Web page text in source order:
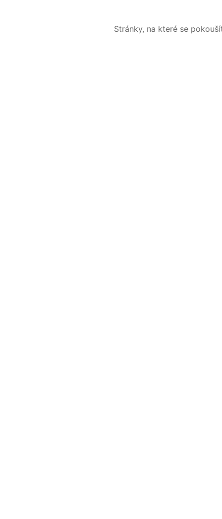
Stránky, na které se